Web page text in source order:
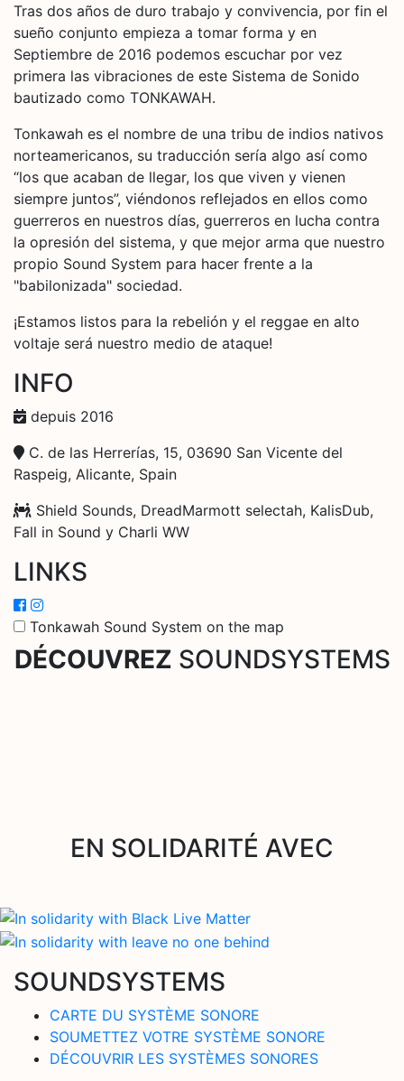
Tras dos años de duro trabajo y convivencia, por fin el
sueño conjunto empieza a tomar forma y en
Septiembre de 2016 podemos escuchar por vez
primera las vibraciones de este Sistema de Sonido
bautizado como TONKAWAH.
Tonkawah es el nombre de una tribu de indios nativos
norteamericanos, su traducción sería algo así como
“los que acaban de llegar, los que viven y vienen
siempre juntos”, viéndonos reflejados en ellos como
guerreros en nuestros días, guerreros en lucha contra
la opresión del sistema, y que mejor arma que nuestro
propio Sound System para hacer frente a la
"babilonizada" sociedad.
¡Estamos listos para la rebelión y el reggae en alto
voltaje será nuestro medio de ataque!
INFO
depuis 2016
C. de las Herrerías, 15, 03690 San Vicente del
Raspeig, Alicante, Spain
Shield Sounds, DreadMarmott selectah, KalisDub,
Fall in Sound y Charli WW
LINKS
Tonkawah Sound System on the map
DÉCOUVREZ SOUNDSYSTEMS
EN SOLIDARITÉ AVEC
SOUNDSYSTEMS
CARTE DU SYSTÈME SONORE
SOUMETTEZ VOTRE SYSTÈME SONORE
DÉCOUVRIR LES SYSTÈMES SONORES